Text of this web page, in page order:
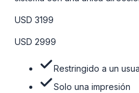
la tabla de precios a
USD 3199
USD 2999
Restringido a un
Solo una impresión